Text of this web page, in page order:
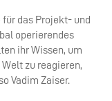
das Projekt- und
operierendes
ihr Wissen, um
zu reagieren,
Vadim Zaiser.